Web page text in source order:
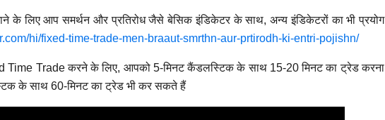
के लिए आप समर्थन और प्रतिरोध जैसे बेसिक इंडिकेटर के साथ, अन्य इंडिकेटरों का भी प्रयोग
hi/fixed-time-trade-men-braaut-smrthn-aur-prtirodh-ki-entri-pojishn/
Time Trade करने के लिए, आपको 5-मिनट कैंडलस्टिक के साथ 15-20 मिनट का ट्रेड करना
के साथ 60-मिनट का ट्रेड भी कर सकते हैं